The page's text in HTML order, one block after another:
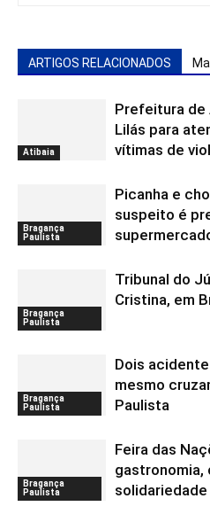
ARTIGOS RELACIONADOS
Atibaia
Prefeitura de
Lilás para
vítimas de
Bragança
Paulista
Picanha e
suspeito é
Bragança
Paulista
Tribunal do
Cristina, em
Bragança
Paulista
Dois
mesmo
Paulista
Bragança
Paulista
Feira das
gastronomia,